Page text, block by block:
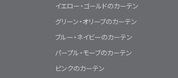
イエロー・ゴールドのカーテン
グリーン・オリーブのカーテン
ブルー・ネイビーのカーテン
パープル・モーブのカーテン
ピンクのカーテン